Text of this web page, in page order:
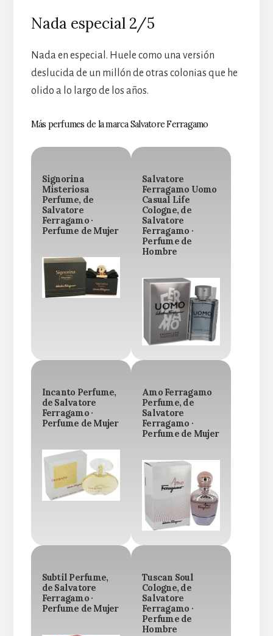
Nada especial 2/5
Nada en especial. Huele como una versión
deslucida de un millón de otras colonias que he
olido a lo largo de los años.
Más perfumes de la marca Salvatore Ferragamo
Signorina
Misteriosa
Perfume, de
Salvatore
Ferragamo ·
Perfume de Mujer
Salvatore
Ferragamo Uomo
Casual Life
Cologne, de
Salvatore
Ferragamo ·
Perfume de
Hombre
Incanto Perfume,
de Salvatore
Ferragamo ·
Perfume de Mujer
Amo Ferragamo
Perfume, de
Salvatore
Ferragamo ·
Perfume de Mujer
Subtil Perfume,
de Salvatore
Ferragamo ·
Perfume de Mujer
Tuscan Soul
Cologne, de
Salvatore
Ferragamo ·
Perfume de
Hombre